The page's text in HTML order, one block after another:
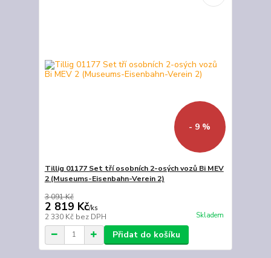
- 9 %
Tillig 01177 Set tří osobních 2-osých vozů Bi MEV
2 (Museums-Eisenbahn-Verein 2)
3 091 Kč
2 819 Kč/ks
2 330 Kč bez DPH Skladem
Přidat do košíku